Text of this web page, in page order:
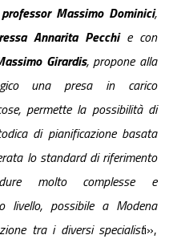
professor Massimo Dominici,
Annarita Pecchie con
Girardis, propone alla
una presa in carico
permette la possibilità di
di pianificazione basata
lo standard di riferimento
molto complesse e
livello, possibile a Modena
tra i diversi specialisti»,